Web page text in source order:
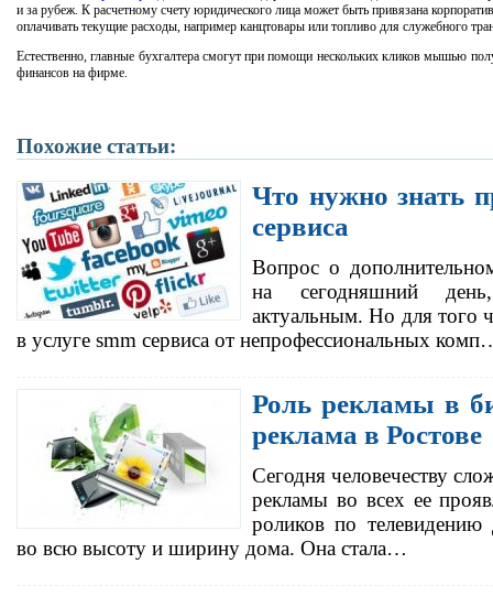
и за рубеж. К расчетному счету юридического лица может быть привязана
оплачивать текущие расходы, например канцтовары или топливо для служебного
Естественно, главные бухгалтера смогут при помощи нескольких кликов мышью
финансов на фирме.
Похожие статьи:
Что нужно знать
сервиса
Вопрос о
на сегодняшний
актуальным. Но для того
в услуге smm сервиса от непрофессиональных
Роль рекламы в
реклама в Ростове
Сегодня человечеству
рекламы во всех ее
роликов по
во всю высоту и ширину дома. Она стала…